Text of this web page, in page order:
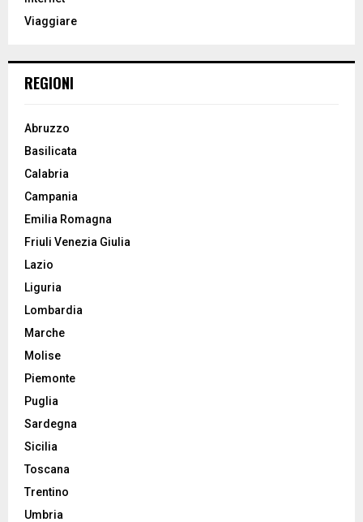
:
Viaggiare
REGIONI
Abruzzo
Basilicata
Calabria
Campania
Emilia Romagna
Friuli Venezia Giulia
Lazio
Liguria
Lombardia
Marche
Molise
Piemonte
Puglia
Sardegna
Sicilia
Toscana
Trentino
Umbria